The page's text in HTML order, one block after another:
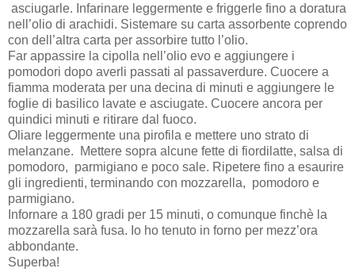
asciugarle. Infarinare leggermente e friggerle fino a doratura
nell’olio di arachidi. Sistemare su carta assorbente coprendo
con dell’altra carta per assorbire tutto l’olio.
Far appassire la cipolla nell’olio evo e aggiungere i
pomodori dopo averli passati al passaverdure. Cuocere a
fiamma moderata per una decina di minuti e aggiungere le
foglie di basilico lavate e asciugate. Cuocere ancora per
quindici minuti e ritirare dal fuoco.
Oliare leggermente una pirofila e mettere uno strato di
melanzane. Mettere sopra alcune fette di fiordilatte, salsa di
pomodoro, parmigiano e poco sale. Ripetere fino a esaurire
gli ingredienti, terminando con mozzarella, pomodoro e
parmigiano.
Infornare a 180 gradi per 15 minuti, o comunque finchè la
mozzarella sarà fusa. Io ho tenuto in forno per mezz’ora
abbondante.
Superba!